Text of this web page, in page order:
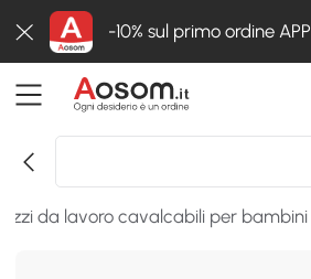
-10% sul primo ordine APP
da lavoro cavalcabili per bambini